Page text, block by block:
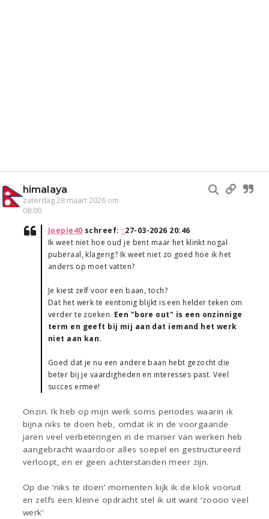
himalaya
zaterdag 28 maart 2026 om
08:00
Joepie40 schreef: ↑27-03-2026 20:46
Ik weet niet hoe oud je bent maar het klinkt nogal
puberaal, klagerig? Ik weet niet zo goed hoe ik het
anders op moet vatten?
Je kiest zelf voor een baan, toch?
Dat het werk te eentonig blijkt is een helder teken om
verder te zoeken. Een "bore out" is een onzinnige
term en geeft bij mij aan dat iemand het werk
niet aan kan.
Goed dat je nu een andere baan hebt gezocht die
beter bij je vaardigheden en interesses past. Veel
succes ermee!
Onzin. Ik heb op mijn werk soms periodes waarin ik
bijna niks te doen heb, omdat ik in de voorgaande
jaren veel verbeteringen in de manier van werken heb
aangebracht waardoor alles soepel en gestructureerd
verloopt, en er geen achterstanden meer zijn.
Op die ‘niks te doen’ momenten kijk ik de klok vooruit
en zelfs een kleine opdracht stel ik uit want ‘zoooo veel
werk’